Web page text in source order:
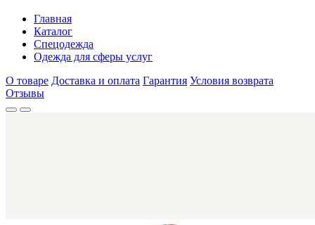
Главная
Каталог
Спецодежда
Одежда для сферы услуг
О товаре Доставка и оплата Гарантия Условия возврата
Отзывы